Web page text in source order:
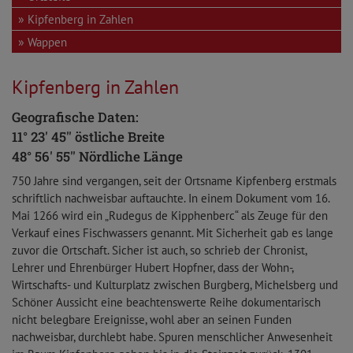
Kipfenberg in Zahlen
Wappen
Kipfenberg in Zahlen
Geografische Daten:
11° 23' 45'' östliche Breite
48° 56' 55'' Nördliche Länge
750 Jahre sind vergangen, seit der Ortsname Kipfenberg erstmals
schriftlich nachweisbar auftauchte. In einem Dokument vom 16.
Mai 1266 wird ein „Rudegus de Kipphenberc“ als Zeuge für den
Verkauf eines Fischwassers genannt. Mit Sicherheit gab es lange
zuvor die Ortschaft. Sicher ist auch, so schrieb der Chronist,
Lehrer und Ehrenbürger Hubert Hopfner, dass der Wohn-,
Wirtschafts- und Kulturplatz zwischen Burgberg, Michelsberg und
Schöner Aussicht eine beachtenswerte Reihe dokumentarisch
nicht belegbare Ereignisse, wohl aber an seinen Funden
nachweisbar, durchlebt habe. Spuren menschlicher Anwesenheit